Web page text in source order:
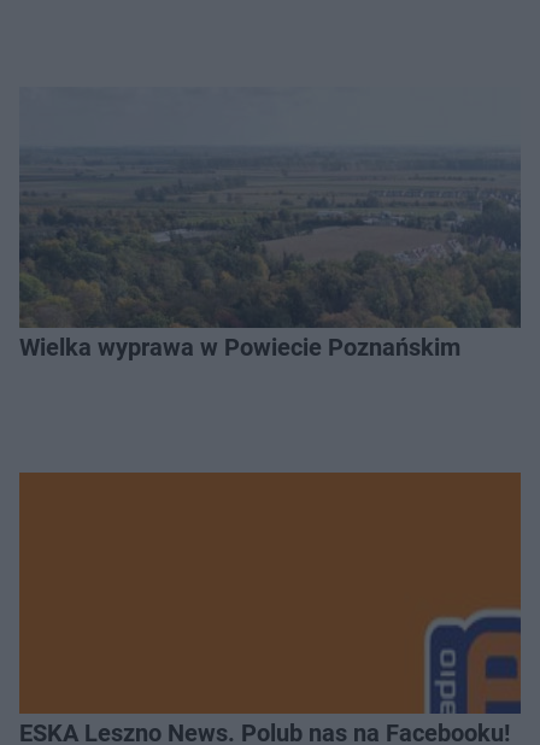
Wielka wyprawa w Powiecie Poznańskim
ESKA Leszno News. Polub nas na Facebooku!